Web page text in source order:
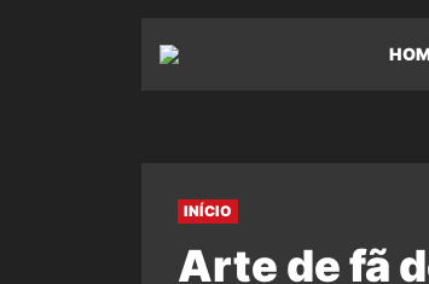
INÍCIO
Arte de fã